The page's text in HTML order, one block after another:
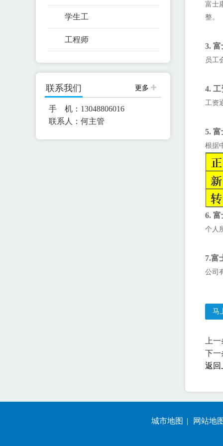
学生工
工程师
联系我们 更多
手 机：13048806016
联系人：何主管
富士
整。
3.
员工
4.
工资
5.
根据
6.
个人
7.富
公司
马
上
下
返回
城市地图 网站地